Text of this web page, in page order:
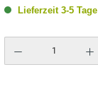
Lieferzeit 3-5 Tage